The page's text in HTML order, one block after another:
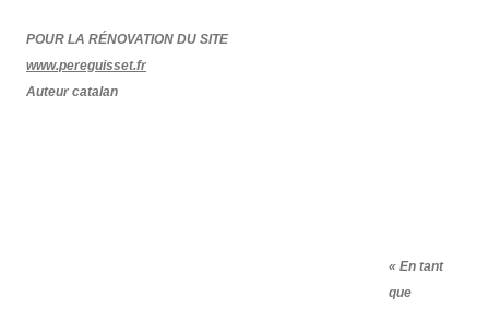
POUR LA RÉNOVATION DU SITE
www.pereguisset.fr
Auteur catalan
« En tant
que